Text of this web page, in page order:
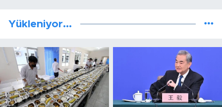
Yükleniyor...